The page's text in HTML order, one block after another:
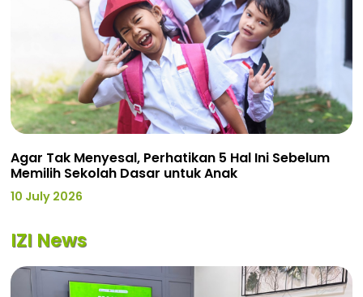
Agar Tak Menyesal, Perhatikan 5 Hal Ini Sebelum
Memilih Sekolah Dasar untuk Anak
10 July 2026
IZI News